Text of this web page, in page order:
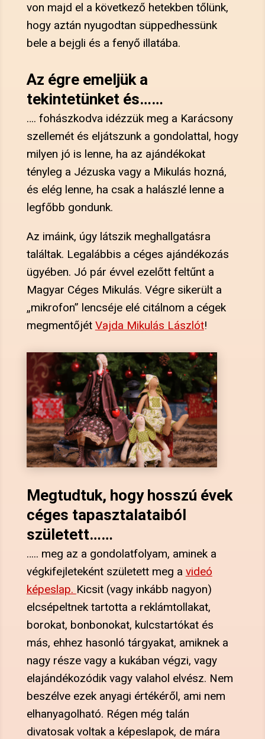
von majd el a következő hetekben tőlünk,
hogy aztán nyugodtan süppedhessünk
bele a bejgli és a fenyő illatába.
Az égre emeljük a
tekintetünket és……
…. fohászkodva idézzük meg a Karácsony
szellemét és eljátszunk a gondolattal, hogy
milyen jó is lenne, ha az ajándékokat
tényleg a Jézuska vagy a Mikulás hozná,
és elég lenne, ha csak a halászlé lenne a
legfőbb gondunk.
Az imáink, úgy látszik meghallgatásra
találtak. Legalábbis a céges ajándékozás
ügyében. Jó pár évvel ezelőtt feltűnt a
Magyar Céges Mikulás. Végre sikerült a
„mikrofon” lencséje elé citálnom a cégek
megmentőjét Vajda Mikulás Lászlót!
Megtudtuk, hogy hosszú évek
céges tapasztalataiból
született……
….. meg az a gondolatfolyam, aminek a
végkifejleteként született meg a videó
képeslap. Kicsit (vagy inkább nagyon)
elcsépeltnek tartotta a reklámtollakat,
borokat, bonbonokat, kulcstartókat és
más, ehhez hasonló tárgyakat, amiknek a
nagy része vagy a kukában végzi, vagy
elajándékozódik vagy valahol elvész. Nem
beszélve ezek anyagi értékéről, ami nem
elhanyagolható. Régen még talán
divatosak voltak a képeslapok, de mára